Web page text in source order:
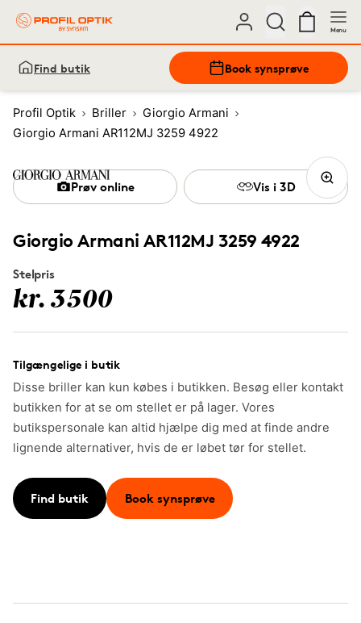
Menu
Find butik Book synsprøve
Profil Optik Briller
Giorgio Armani
Giorgio Armani AR112MJ 3259 4922
Giorgio Armani AR112MJ 3259 4922
Stelpris
kr. 3500
Tilgængelige i butik
Disse briller kan kun købes i butikken. Besøg eller kontakt
butikken for at se om stellet er på lager. Vores
butikspersonale kan altid hjælpe dig med at finde andre
lignende alternativer, hvis de er løbet tør for stellet.
Find butik Book synsprøve
Prøv online Vis i 3D